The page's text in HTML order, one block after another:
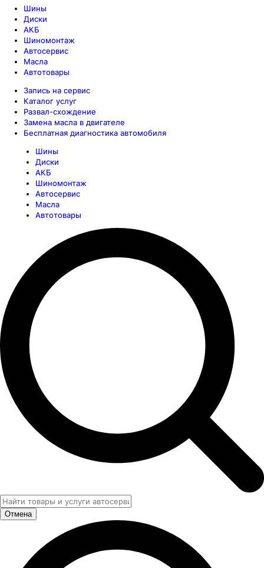
Шины
Диски
АКБ
Шиномонтаж
Автосервис
Масла
Автотовары
Запись на сервис
Каталог услуг
Развал-схождение
Замена масла в двигателе
Бесплатная диагностика автомобиля
Шины
Диски
АКБ
Шиномонтаж
Автосервис
Масла
Автотовары
Отмена